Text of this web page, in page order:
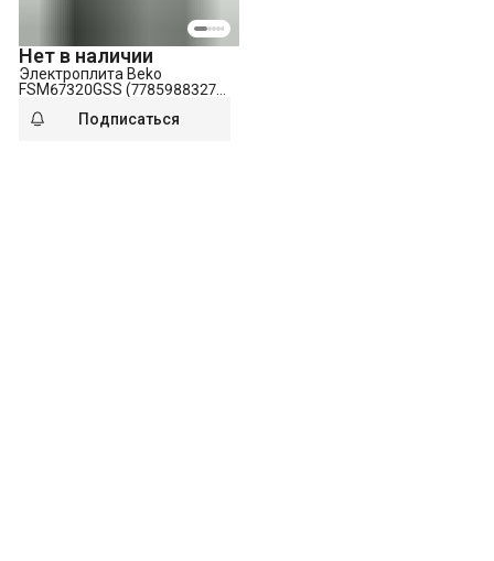
Нет в наличии
Электроплита Beko
FSM67320GSS (7785988327)
Подписаться